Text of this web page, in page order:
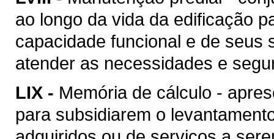
ao longo da vida da edificação
capacidade funcional e de seus
atender as necessidades e
LIX - Memória de cálculo -
para subsidiarem o